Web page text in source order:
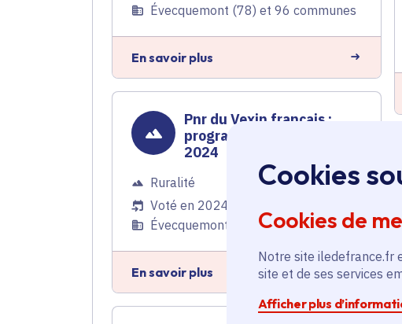
Cookies
Cookies de
Notre site iledefrance.fr
site et de ses services
Afficher plus
Évecquemont (78) et 96 communes
En savoir plus
Pnr du Vexin français :
programme d'actions
2024
Ruralité
Voté en 2024
Évecquemont (78) et 97 communes
En savoir plus